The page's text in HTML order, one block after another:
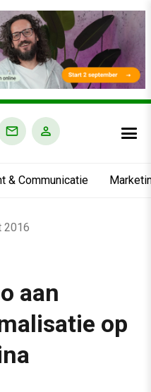
& Communicatie
op de
2016
aan
op